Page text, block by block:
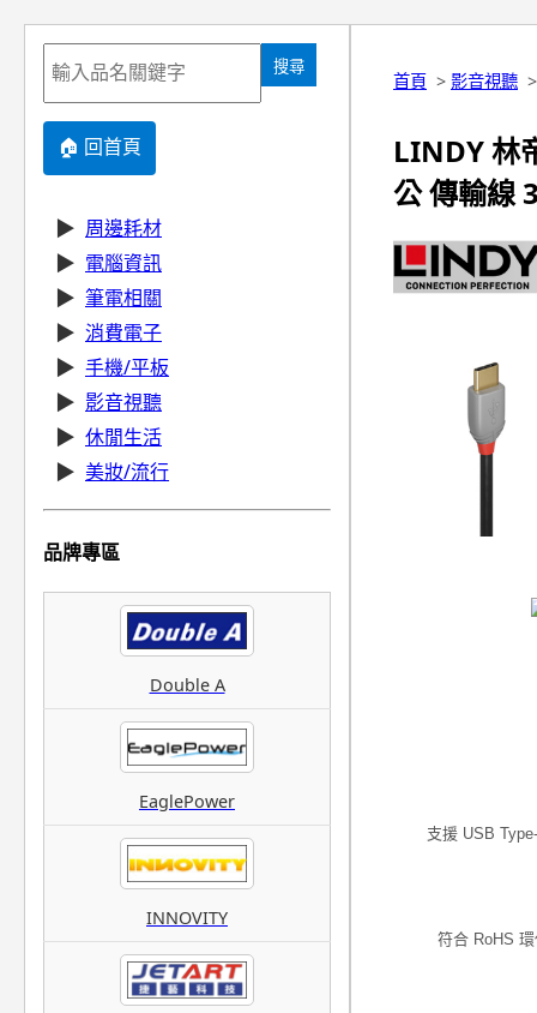
搜尋
🏠 回首頁
▶ 周邊耗材
▶ 電腦資訊
▶ 筆電相關
▶ 消費電子
▶ 手機/平板
▶ 影音視聽
▶ 休閒生活
▶ 美妝/流行
品牌專區
Double A
EaglePower
INNOVITY
首頁 > 影音視聽
LINDY 林
公 傳輸線
支援 USB
符合 RoHS